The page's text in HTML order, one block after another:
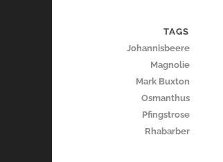
TAGS
Johannisbeere
Magnolie
Mark Buxton
Osmanthus
Pfingstrose
Rhabarber